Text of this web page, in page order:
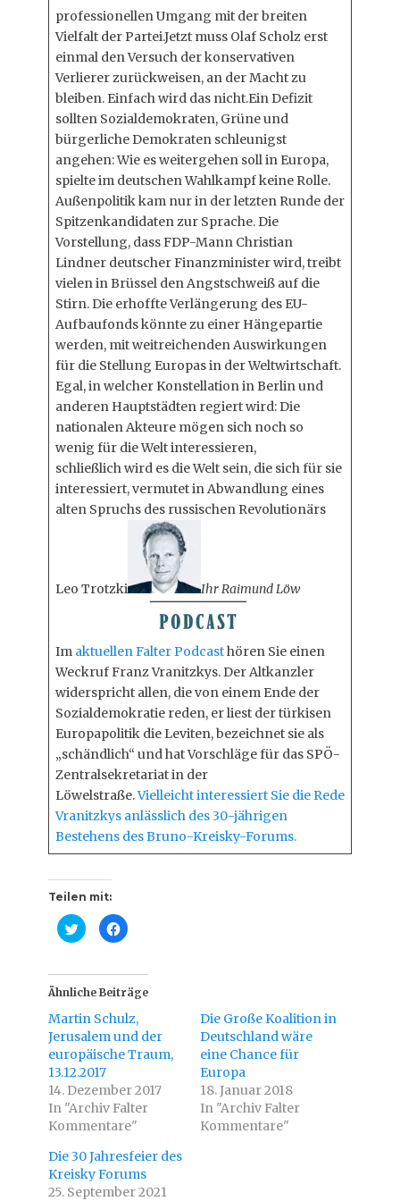
professionellen Umgang mit der breiten
Vielfalt der Partei.Jetzt muss Olaf Scholz erst
einmal den Versuch der konservativen
Verlierer zurückweisen, an der Macht zu
bleiben. Einfach wird das nicht.Ein Defizit
sollten Sozialdemokraten, Grüne und
bürgerliche Demokraten schleunigst
angehen: Wie es weitergehen soll in Europa,
spielte im deutschen Wahlkampf keine Rolle.
Außenpolitik kam nur in der letzten Runde der
Spitzenkandidaten zur Sprache. Die
Vorstellung, dass FDP-Mann Christian
Lindner deutscher Finanzminister wird, treibt
vielen in Brüssel den Angstschweiß auf die
Stirn. Die erhoffte Verlängerung des EU-
Aufbaufonds könnte zu einer Hängepartie
werden, mit weitreichenden Auswirkungen
für die Stellung Europas in der Weltwirtschaft.
Egal, in welcher Konstellation in Berlin und
anderen Hauptstädten regiert wird: Die
nationalen Akteure mögen sich noch so
wenig für die Welt interessieren,
schließlich wird es die Welt sein, die sich für sie
interessiert, vermutet in Abwandlung eines
alten Spruchs des russischen Revolutionärs
Leo Trotzki Ihr Raimund Löw
Im aktuellen Falter Podcasthören Sie einen
Weckruf Franz Vranitzkys. Der Altkanzler
widerspricht allen, die von einem Ende der
Sozialdemokratie reden, er liest der türkisen
Europapolitik die Leviten, bezeichnet sie als
„schändlich“ und hat Vorschläge für das SPÖ-
Zentralsekretariat in der
Löwelstraße.Vielleicht interessiert Sie die Rede
Vranitzkys anlässlich des 30-jährigen
Bestehens des Bruno-Kreisky-Forums.
Teilen mit:
K
l
,
u
m
ü
b
e
r
T
w
i
t
t
e
z
t
e
i
l
e
K
l
,
u
m
a
u
f
F
a
b
o
o
z
t
e
i
l
e
Ähnliche Beiträge
Martin Schulz,
Jerusalem und der
europäische Traum,
13.12.2017
14. Dezember 2017
In "Archiv Falter
Kommentare"
Die Große Koalition in
Deutschland wäre
eine Chance für
Europa
18. Januar 2018
In "Archiv Falter
Kommentare"
Die 30 Jahresfeier des
Kreisky Forums
25. September 2021